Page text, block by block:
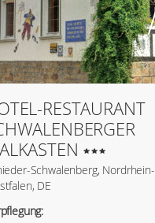
RESTAURANT
Schwalenberg, Nordrhein-
DE